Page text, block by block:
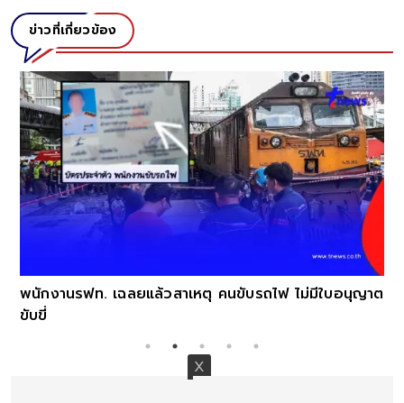
ข่าวที่เกี่ยวข้อง
พนักงานรฟท. เฉลยแล้วสาเหตุ คนขับรถไฟ ไม่มีใบอนุญาต
ขับขี่